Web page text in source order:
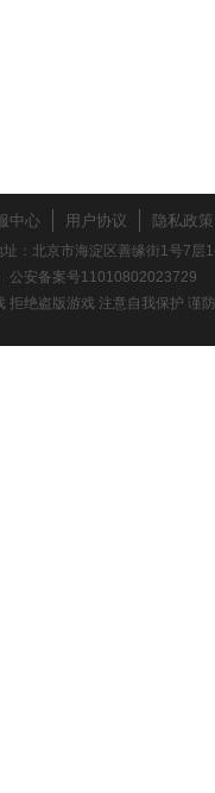
中心 用户协议 隐私政策
：北京市海淀区善缘街1号7
公安备案号11010802023729
拒绝盗版游戏 注意自我保护 谨